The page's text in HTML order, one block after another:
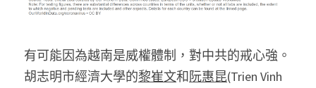
有可能因為越南是威權體制，對中共的戒心強。
胡志明市經濟大學的黎崔文和阮惠昆(Trien Vinh